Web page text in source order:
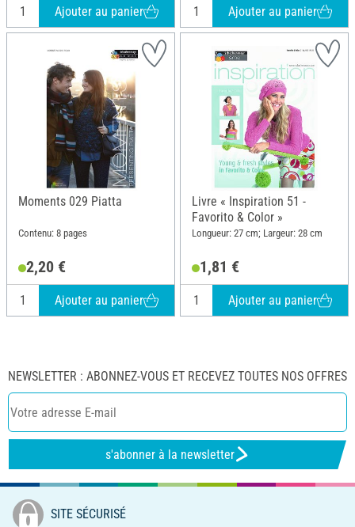
Ajouter au panier Ajouter au panier
Moments 029 Piatta
Contenu: 8 pages
2,20 €
Ajouter au panier
Livre « Inspiration 51 -
Favorito & Color »
Longueur: 27 cm; Largeur: 28 cm
1,81 €
Ajouter au panier
NEWSLETTER : ABONNEZ-VOUS ET RECEVEZ TOUTES NOS OFFRES
s'abonner à la newsletter
SITE SÉCURISÉ